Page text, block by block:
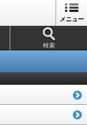
メニュー
検索